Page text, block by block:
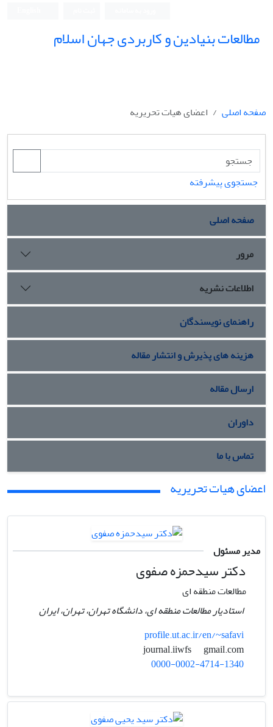
مطالعات بنیادین و کاربردی جهان اسلام
صفحه اصلی اعضای هیات تحریریه
جستجوی پیشرفته
صفحه اصلی
مرور
اطلاعات نشریه
راهنمای نویسندگان
هزینه های پذیرش و انتشار مقاله
ارسال مقاله
داوران
تماس با ما
اعضای هیات تحریریه
مدیر مسئول
دکتر سیدحمزه صفوی
مطالعات منطقه ای
استادیار مطالعات منطقه ای، دانشگاه تهران، تهران، ایران
profile.ut.ac.ir/en/~safavi
gmail.com
0000-0002-4714-1340